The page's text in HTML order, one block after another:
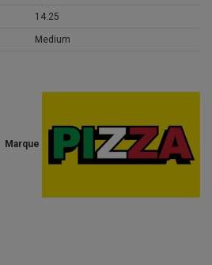
14.25
Medium
Marque